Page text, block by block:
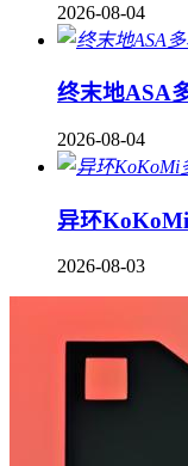
2026-08-04
终末地ASA
2026-08-04
异环
2026-08-03